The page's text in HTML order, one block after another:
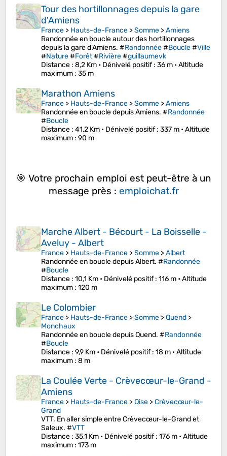
Tour des hortillonnages depuis la gare
d'Amiens
France > Hauts-de-France >Somme >Amiens
Randonnée en boucle autour des hortillonnages
depuis la gare d'Amiens. #Randonnée#Boucle#Ville
#Nature#Forêt#Rivière#guillaumevk
Distance : 8,2 Km • Dénivelé positif: 36 m •Altitude
maximum : 35 m
Marathon Amiens
France > Hauts-de-France >Somme >Amiens
Randonnée en boucle depuis Amiens. #Randonnée
#Boucle
Distance : 41,2 Km • Dénivelé positif: 337 m •Altitude
maximum : 90 m
🎯 Votre prochain emploi est peut-être à un
message près : emploichat.fr
Marche Albert - Bécourt - La Boisselle -
Aveluy - Albert
France > Hauts-de-France >Somme >Albert
Randonnée en boucle depuis Albert. #Randonnée
#Boucle
Distance : 10,1 Km • Dénivelé positif: 116 m •Altitude
maximum : 120 m
Le Colombier
France > Hauts-de-France >Somme >Quend >
Monchaux
Randonnée en boucle depuis Quend. #Randonnée
#Boucle
Distance : 9,9 Km • Dénivelé positif: 18 m •Altitude
maximum : 8 m
La Coulée Verte - Crèvecœur-le-Grand -
Amiens
France > Hauts-de-France >Oise >Crèvecœur-le-
Grand
VTT. En aller simple entre Crèvecœur-le-Grand et
Saleux. #VTT
Distance : 35,1 Km • Dénivelé positif: 176 m •Altitude
maximum : 173 m